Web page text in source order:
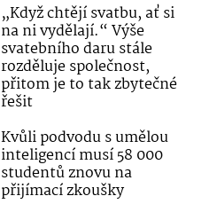
„Když chtějí svatbu, ať si
na ni vydělají.“ Výše
svatebního daru stále
rozděluje společnost,
přitom je to tak zbytečné
řešit
Kvůli podvodu s umělou
inteligencí musí 58 000
studentů znovu na
přijímací zkoušky